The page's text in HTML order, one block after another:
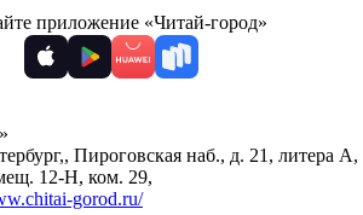
приложение «Читай-город»
, Пироговская наб., д. 21, литера А,
12-Н, ком. 29,
gorod.ru/